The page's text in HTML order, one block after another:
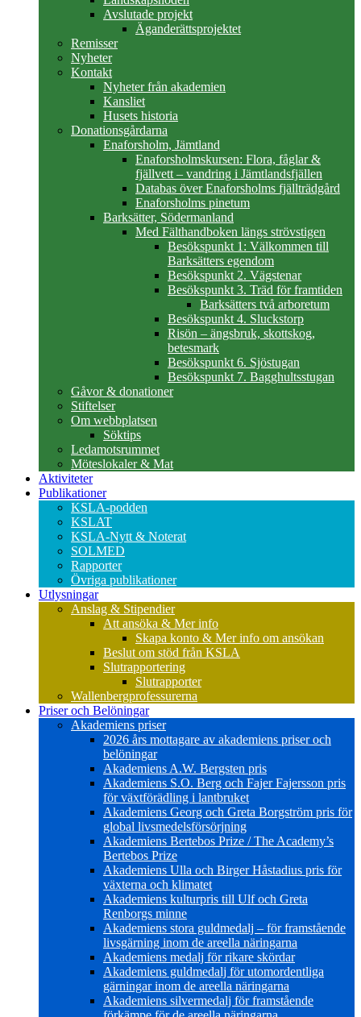
Avslutade projekt
Äganderättsprojektet
Remisser
Nyheter
Kontakt
Nyheter från akademien
Kansliet
Husets historia
Donationsgårdarna
Enaforsholm, Jämtland
Enaforsholmskursen: Flora, fåglar &
fjällvett – vandring i Jämtlandsfjällen
Databas över Enaforsholms fjällträdgård
Enaforsholms pinetum
Barksätter, Södermanland
Med Fälthandboken längs strövstigen
Besökspunkt 1: Välkommen till
Barksätters egendom
Besökspunkt 2. Vägstenar
Besökspunkt 3. Träd för framtiden
Barksätters två arboretum
Besökspunkt 4. Sluckstorp
Risön – ängsbruk, skottskog,
betesmark
Besökspunkt 6. Sjöstugan
Besökspunkt 7. Bagghultsstugan
Gåvor & donationer
Stiftelser
Om webbplatsen
Söktips
Ledamotsrummet
Möteslokaler & Mat
Aktiviteter
Publikationer
KSLA-podden
KSLAT
KSLA-Nytt & Noterat
SOLMED
Rapporter
Övriga publikationer
Utlysningar
Anslag & Stipendier
Att ansöka & Mer info
Skapa konto & Mer info om ansökan
Beslut om stöd från KSLA
Slutrapportering
Slutrapporter
Wallenbergprofessurerna
Priser och Belöningar
Akademiens priser
2026 års mottagare av akademiens priser och
belöningar
Akademiens A.W. Bergsten pris
Akademiens S.O. Berg och Fajer Fajersson pris
för växtförädling i lantbruket
Akademiens Georg och Greta Borgström pris för
global livsmedelsförsörjning
Akademiens Bertebos Prize / The Academy’s
Bertebos Prize
Akademiens Ulla och Birger Håstadius pris för
växterna och klimatet
Akademiens kulturpris till Ulf och Greta
Renborgs minne
Akademiens stora guldmedalj – för framstående
livsgärning inom de areella näringarna
Akademiens medalj för rikare skördar
Akademiens guldmedalj för utomordentliga
gärningar inom de areella näringarna
Akademiens silvermedalj för framstående